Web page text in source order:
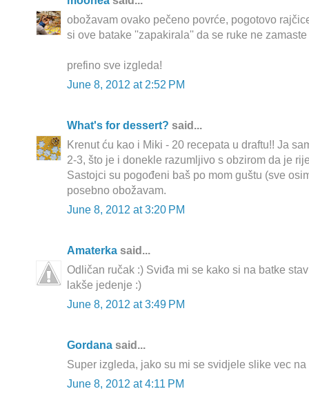
obožavam ovako pečeno povrće, pogotovo
si ove batake ''zapakirala'' da se ruke ne
prefino sve izgleda!
June 8, 2012 at 2:52 PM
What's for dessert? said...
Krenut ću kao i Miki - 20 recepata u draftu!! Ja
2-3, što je i donekle razumljivo s obzirom da je
Sastojci su pogođeni baš po mom guštu (sve
posebno obožavam.
June 8, 2012 at 3:20 PM
Amaterka said...
Odličan ručak :) Sviđa mi se kako si na batke
lakše jedenje :)
June 8, 2012 at 3:49 PM
Gordana said...
Super izgleda, jako su mi se svidjele slike vec na
June 8, 2012 at 4:11 PM